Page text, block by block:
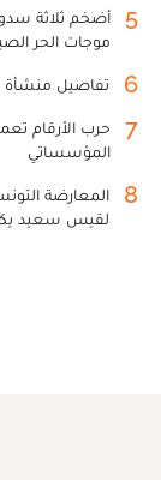
5
أضخم ثلاثة
موجات الحر
6 تفاصيل منشأة
7
حرب الأرقام
المؤسساتي
8
المعارضة
لقيس سعيد